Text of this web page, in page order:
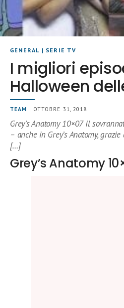
GENERAL | SERIE TV
I migliori
Halloween
TEAM | OTTOBRE 31, 2018
Grey’s Anatomy 10×07 Il
– anche in Grey’s Anatomy,
[…]
Grey’s Anatomy